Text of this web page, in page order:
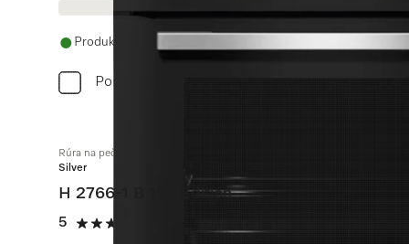
Produkt je dostupný
Porovnať
Rúra na pečenie
Silver
H 2766-1 B 125 Edition
5
5 / 5